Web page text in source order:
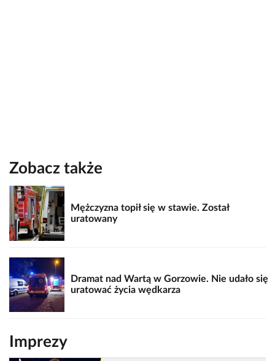
Zobacz także
Mężczyzna topił się w stawie. Został
uratowany
Dramat nad Wartą w Gorzowie. Nie udało się
uratować życia wędkarza
Imprezy